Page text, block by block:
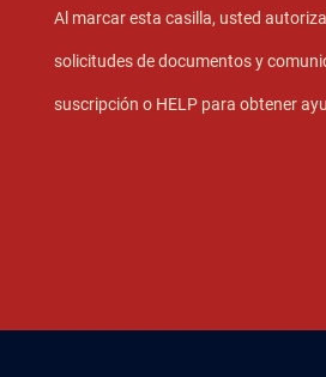
Al marcar esta casilla, usted
solicitudes de documentos y
suscripción o HELP para obtener